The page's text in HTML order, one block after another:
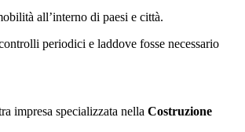
all’interno di paesi e città.
periodici e laddove fosse necessario
impresa specializzata nella Costruzione